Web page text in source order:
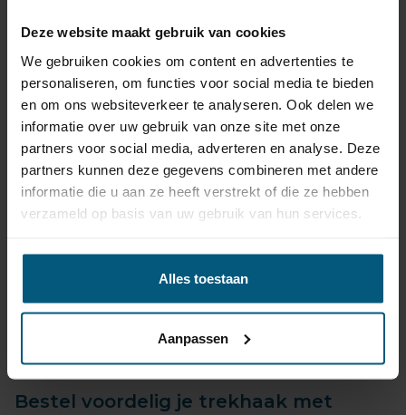
Deze website maakt gebruik van cookies
We gebruiken cookies om content en advertenties te
personaliseren, om functies voor social media te bieden
en om ons websiteverkeer te analyseren. Ook delen we
informatie over uw gebruik van onze site met onze
partners voor social media, adverteren en analyse. Deze
partners kunnen deze gegevens combineren met andere
informatie die u aan ze heeft verstrekt of die ze hebben
verzameld op basis van uw gebruik van hun services.
Alles toestaan
Aanpassen
Betrouwbaar, snel geleverd, vaak binnen 24 uur!
Twijfel je welke trekhaak set het beste past?
Heb je vragen over de universele kabelsets?
Neem gewooncontactmet ons op!
Met onze jarenlange ervaring geeft Olifant
trekhaken je graag een eerlijk en onafhankelijk advies.
Audi Q4 productiedatum vanaf 2023
Maak onder je keuze welk bouwjaar je
Bestel voordelig je trekhaak met